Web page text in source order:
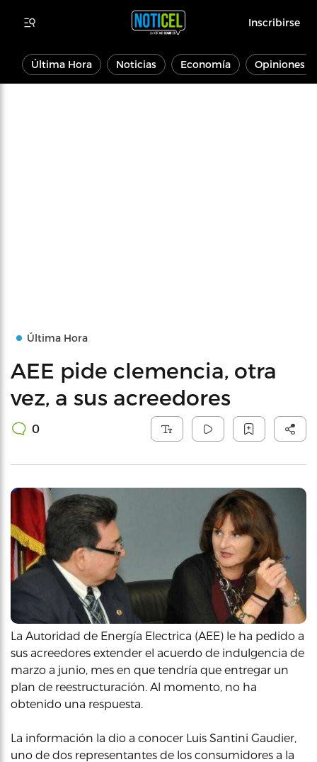
Inscribirse
Última Hora Noticias Economía Opiniones
Última Hora
AEE pide clemencia, otra
vez, a sus acreedores
0
La Autoridad de Energía Electrica (AEE) le ha pedido a
sus acreedores extender el acuerdo de indulgencia de
marzo a junio, mes en que tendría que entregar un
plan de reestructuración. Al momento, no ha
obtenido una respuesta.
La información la dio a conocer Luis Santini Gaudier,
uno de dos representantes de los consumidores a la